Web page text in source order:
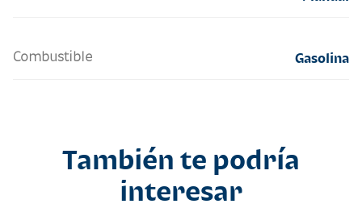
Combustible Gasolina
También te podría
interesar